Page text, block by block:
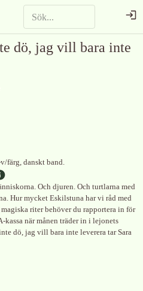
dö, jag vill bara inte
färg, danskt band.
Och djuren. Och turtlarna med
Hur mycket Eskilstuna har vi råd med
riter behöver du rapportera in för
kassa när månen träder in i lejonets
dö, jag vill bara inte leverera tar Sara